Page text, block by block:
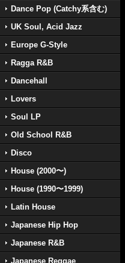
Dance Pop (Catchy系含む)
UK Soul, Acid Jazz
Europe G-Style
Ragga R&B
Dancehall
Lovers
Soul LP
Old School R&B
Disco
House (2000〜)
House (1990〜1999)
Latin House
Japanese Hip Hop
Japanese R&B
Japanese Reggae